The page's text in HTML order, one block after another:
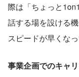
際は「ちょっと
話する場を設ける
スピードが早くな
事業企画でのキャ